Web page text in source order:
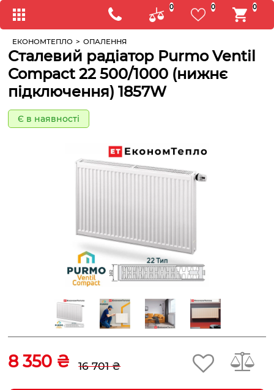
0 0 0
ЕКОНОМТЕПЛО > ОПАЛЕННЯ
Сталевий радіатор Purmo Ventil
Compact 22 500/1000 (нижнє
підключення) 1857W
Є в наявності
8 350 ₴ 16 701 ₴